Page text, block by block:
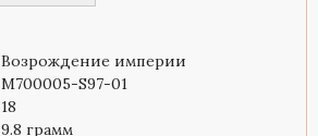
Возрождение империи
M700005-S97-01
18
9.8 грамм